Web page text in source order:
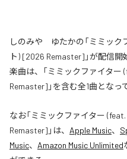
しのみや ゆたかの「ミミック
ト) [2026 Remaster]」が配信
楽曲は、「ミミックファイタ
Remaster]」を含む全1曲となっ
なお「ミミックファイター
Remaster] 」は、 Apple Music、
Music、 Amazon Music Unlimited